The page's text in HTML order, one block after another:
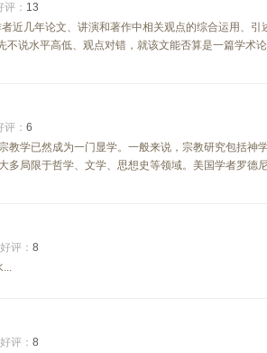
评： 13
近几年论文、讲演和著作中相关观点的综合运用、引
说水平高低、观点对错，就该文能否算是一篇学术
评： 6
教学已然成为一门显学。一般来说，宗教研究包括神
多局限于哲学、文学、思想史等领域。美国学者罗德
好评： 8
...
好评： 8